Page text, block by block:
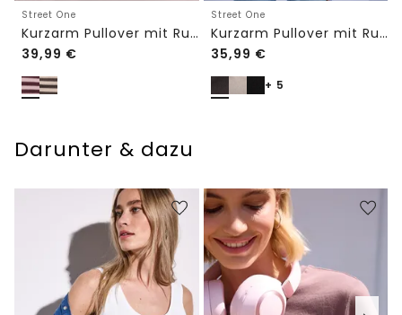
Street One
Kurzarm Pullover mit Rundhals und Streifen
39,99 €
Street One
Kurzarm Pullover mit Rundhals in Unifarbe
35,99 €
+ 5
Darunter & dazu